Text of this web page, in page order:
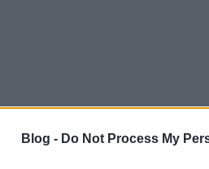
Blog - Do Not Process My